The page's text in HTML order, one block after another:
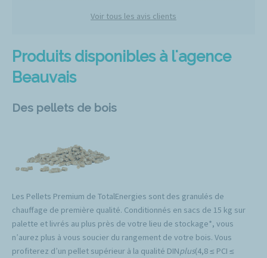
Produits disponibles à l'agence
Beauvais
Des pellets de bois
Les Pellets Premium de TotalEnergies sont des granulés de
chauffage de première qualité. Conditionnés en sacs de 15 kg sur
palette et livrés au plus près de votre lieu de stockage*, vous
n’aurez plus à vous soucier du rangement de votre bois. Vous
profiterez d’un pellet supérieur à la qualité DINplus(4,8 ≤ PCI ≤
Voir tous les avis clients